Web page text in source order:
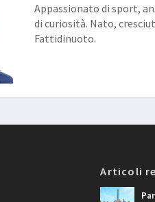
Appassionato di sport,
di curiosità. Nato,
Fattidinuoto.
Articoli